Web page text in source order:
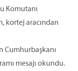
Komutanı
kortej aracından
Cumhurbaşkanı
mesajı okundu.